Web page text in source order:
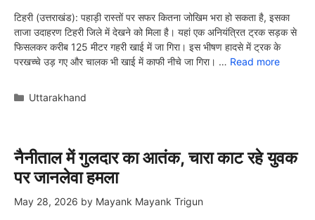
टिहरी (उत्तराखंड): पहाड़ी रास्तों पर सफर कितना जोखिम भरा हो सकता है, इसका
ताजा उदाहरण टिहरी जिले में देखने को मिला है। यहां एक अनियंत्रित ट्रक सड़क से
फिसलकर करीब 125 मीटर गहरी खाई में जा गिरा। इस भीषण हादसे में ट्रक के
परखच्चे उड़ गए और चालक भी खाई में काफी नीचे जा गिरा। … Read more
Categories
Uttarakhand
नैनीताल में गुलदार का आतंक, चारा काट रहे युवक
पर जानलेवा हमला
May 28, 2026 by Mayank Mayank Trigun